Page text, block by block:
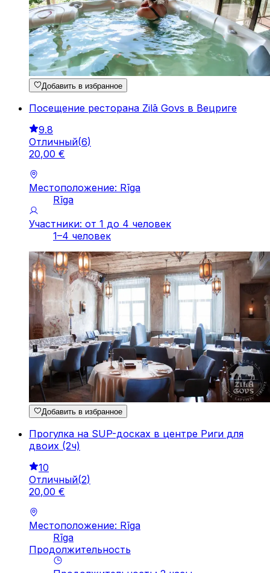
Добавить в избранное
Посещение ресторана Zilā Govs в Вецриге
9.8
Отличный(6)
20,00 €
Местоположение: Rīga
Rīga
Участники: от 1 до 4 человек
1–4 человек
Добавить в избранное
Прогулка на SUP-досках в центре Риги для
двоих (2ч)
10
Отличный(2)
20,00 €
Местоположение: Rīga
Rīga
Продолжительность